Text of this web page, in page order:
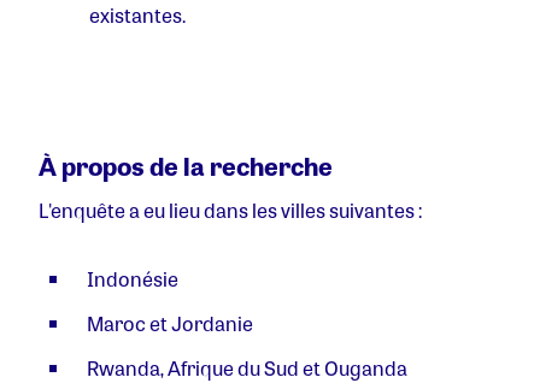
existantes.
À propos de la recherche
L'enquête a eu lieu dans les villes suivantes :
Indonésie
Maroc et Jordanie
Rwanda, Afrique du Sud et Ouganda